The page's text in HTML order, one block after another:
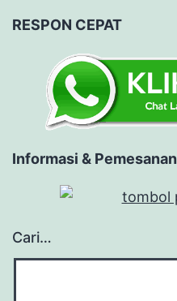
RESPON CEPAT
Informasi & Pemesanan
Cari…